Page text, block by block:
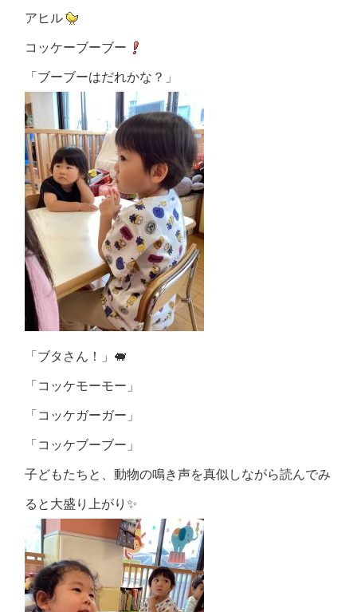
アヒル
コッケーブーブー
「ブーブーはだれかな？」
「ブタさん！」🐖
「コッケモーモー」
「コッケガーガー」
「コッケブーブー」
子どもたちと、動物の鳴き声を真似しながら読んでみ
ると大盛り上がり✨